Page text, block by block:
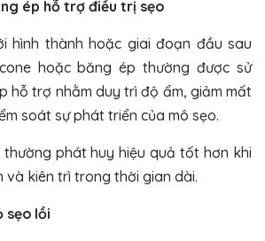
ép hỗ trợ điều trị sẹo
hình thành hoặc giai đoạn đầu sau
hoặc băng ép thường được sử
hỗ trợ nhằm duy trì độ ẩm, giảm mất
soát sự phát triển của mô sẹo.
phát huy hiệu quả tốt hơn khi
và kiên trì trong thời gian dài.
sẹo lồi